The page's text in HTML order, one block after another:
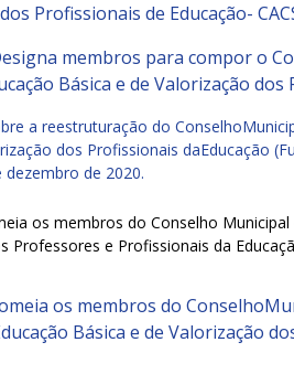
Profissionais de Educação-
membros para compor o
Básica e de Valorização dos
a reestruturação do
dos Profissionais daEducação
dezembro de 2020.
os membros do Conselho
Professores e Profissionais da
os membros do
Básica e de Valorização